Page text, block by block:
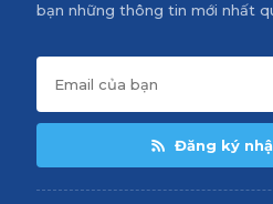
bạn những thông tin mới nhất
Đăng ký